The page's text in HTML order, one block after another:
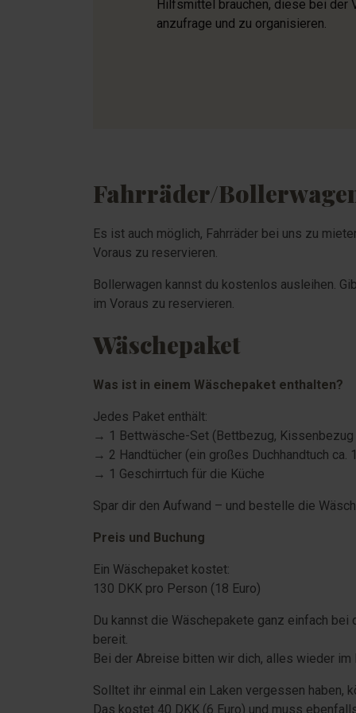
Hilfsmittel brauchen, diese bei der
anzufrage und zu organisieren.
Fahrräder/
Es ist auch möglich, Fahrräder bei uns zu
Voraus zu reservieren.
Bollerwagen kannst du kostenlos ausleihen.
im Voraus zu reservieren.
Wäschepaket
Was ist in einem Wäschepaket enthalten?
Jedes Paket enthält:
→ 1 Bettwäsche-Set (Bettbezug, Kissenbezug
→ 2 Handtücher (ein großes Duchhandtuch ca.
→ 1 Geschirrtuch für die Küche
Spar dir den Aufwand – und bestelle die
Preis und Buchung
Ein Wäschepaket kostet:
130 DKK pro Person (18 Euro)
Du kannst die Wäschepakete ganz einfach
bereit.
Bei der Abreise bitten wir dich, alles wieder im
Solltet ihr einmal ein Laken vergessen haben,
Das kostet 40 DKK (6 Euro) und muss